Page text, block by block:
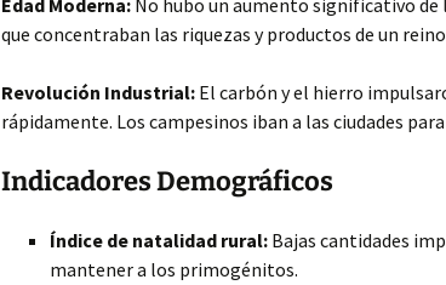
Edad Moderna: No hubo un aumento significativo
que concentraban las riquezas y productos de un
Revolución Industrial: El carbón y el hierro
rápidamente. Los campesinos iban a las ciudades
Indicadores Demográficos
Índice de natalidad rural: Bajas cantidades
mantener a los primogénitos.